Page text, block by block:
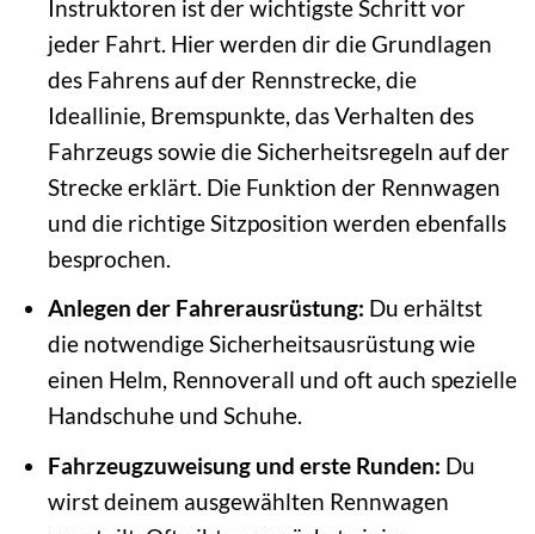
Instruktoren ist der wichtigste Schritt vor
jeder Fahrt. Hier werden dir die Grundlagen
des Fahrens auf der Rennstrecke, die
Ideallinie, Bremspunkte, das Verhalten des
Fahrzeugs sowie die Sicherheitsregeln auf der
Strecke erklärt. Die Funktion der Rennwagen
und die richtige Sitzposition werden ebenfalls
besprochen.
Anlegen der Fahrerausrüstung: Du erhältst
die notwendige Sicherheitsausrüstung wie
einen Helm, Rennoverall und oft auch spezielle
Handschuhe und Schuhe.
Fahrzeugzuweisung und erste Runden: Du
wirst deinem ausgewählten Rennwagen